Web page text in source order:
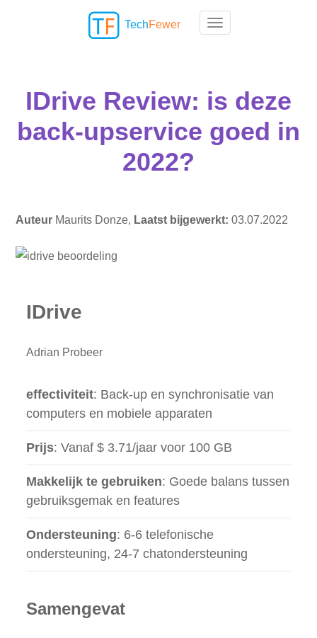
Toggle navigation
TechFewer
IDrive Review: is deze
back-upservice goed in
2022?
Auteur Maurits Donze, Laatst bijgewerkt:03.07.2022
IDrive
Adrian Probeer
effectiviteit: Back-up en synchronisatie van
computers en mobiele apparaten
Prijs: Vanaf $ 3.71/jaar voor 100 GB
Makkelijk te gebruiken: Goede balans tussen
gebruiksgemak en features
Ondersteuning: 6-6 telefonische
ondersteuning, 24-7 chatondersteuning
Samengevat